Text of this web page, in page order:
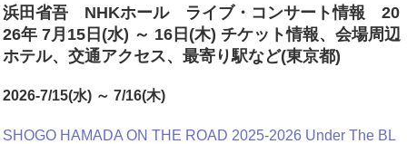
浜田省吾 NHKホール ライブ・コンサート情報 20
26年 7月15日(水) ～ 16日(木) チケット情報、会場周辺
ホテル、交通アクセス、最寄り駅など(東京都)
2026-7/15(水) ～ 7/16(木)
SHOGO HAMADA ON THE ROAD 2025-2026 Under The BL